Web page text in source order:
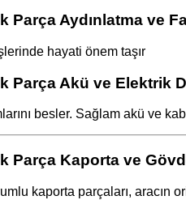
Parça Aydınlatma ve
hayati önem taşır
Parça Akü ve Elektrik
besler. Sağlam akü ve
Parça Kaporta ve
kaporta parçaları, aracın